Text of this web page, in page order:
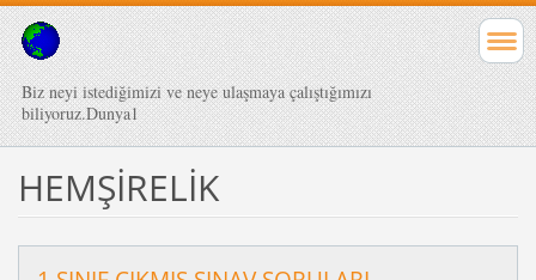
Biz neyi istediğimizi ve neye ulaşmaya çalıştığımızı
biliyoruz.Dunya1
HEMŞİRELİK